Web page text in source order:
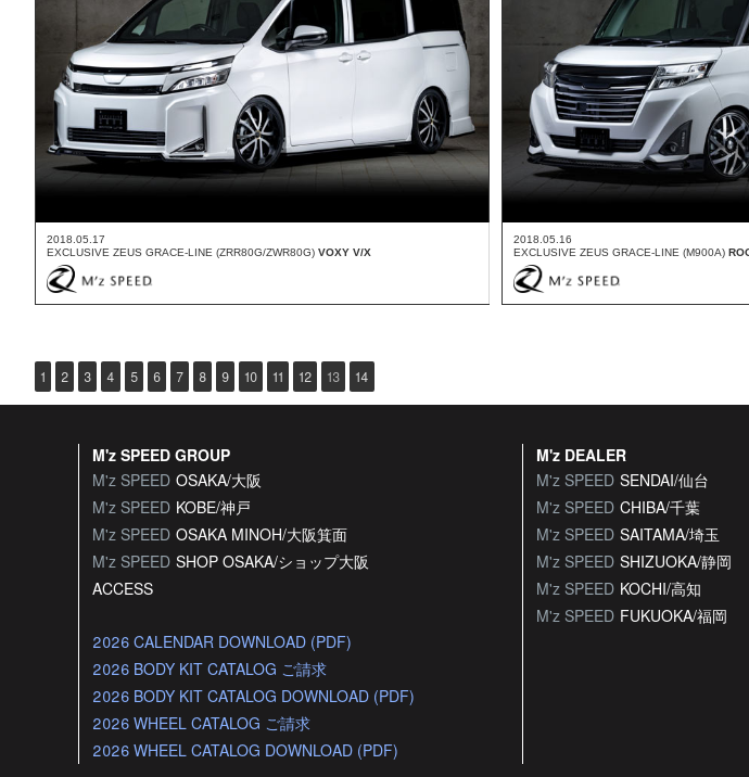
2018.05.17
EXCLUSIVE ZEUS GRACE-LINE (ZRR80G/ZWR80G) VOXY V/X
2018.05.16
EXCLUSIVE ZEUS GRACE-LINE (M900A)
1 2 3 4 5 6 7 8 9 10 11 12 13 14
M'z SPEED GROUP
M'z SPEED OSAKA/大阪
M'z SPEED KOBE/神戸
M'z SPEED OSAKA MINOH/大阪箕面
M'z SPEED SHOP OSAKA/ショップ大阪
ACCESS
2026 CALENDAR DOWNLOAD (PDF)
2026 BODY KIT CATALOG ご請求
2026 BODY KIT CATALOG DOWNLOAD (PDF)
2026 WHEEL CATALOG ご請求
2026 WHEEL CATALOG DOWNLOAD (PDF)
M'z DEALER
M'z SPEED SENDAI/仙台
M'z SPEED CHIBA/千葉
M'z SPEED SAITAMA/埼玉
M'z SPEED SHIZUOKA/静岡
M'z SPEED KOCHI/高知
M'z SPEED FUKUOKA/福岡